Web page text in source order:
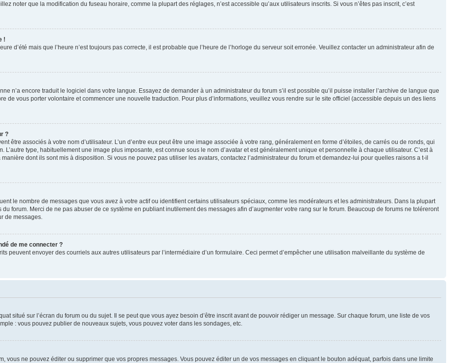
noter que la modification du fuseau horaire, comme la plupart des réglages, n’est accessible qu’aux utilisateurs inscrits. Si vous n’êtes pas inscrit, c’est
!
d’été mais que l’heure n’est toujours pas correcte, il est probable que l’heure de l’horloge du serveur soit erronée. Veuillez contacter un administrateur afin de
n’a encore traduit le logiciel dans votre langue. Essayez de demander à un administrateur du forum s’il est possible qu’il puisse installer l’archive de langue que
de vous porter volontaire et commencer une nouvelle traduction. Pour plus d’informations, veuillez vous rendre sur le site officiel (accessible depuis un des liens
?
être associés à votre nom d’utilisateur. L’un d’entre eux peut être une image associée à votre rang, généralement en forme d’étoiles, de carrés ou de ronds, qui
type, habituellement une image plus imposante, est connue sous le nom d’avatar et est généralement unique et personnelle à chaque utilisateur. C’est à
dont ils sont mis à disposition. Si vous ne pouvez pas utiliser les avatars, contactez l’administrateur du forum et demandez-lui pour quelles raisons a t-il
le nombre de messages que vous avez à votre actif ou identifient certains utilisateurs spéciaux, comme les modérateurs et les administrateurs. Dans la plupart
forum. Merci de ne pas abuser de ce système en publiant inutilement des messages afin d’augmenter votre rang sur le forum. Beaucoup de forums ne toléreront
de messages.
de me connecter ?
peuvent envoyer des courriels aux autres utilisateurs par l’intermédiaire d’un formulaire. Ceci permet d’empêcher une utilisation malveillante du système de
situé sur l’écran du forum ou du sujet. Il se peut que vous ayez besoin d’être inscrit avant de pouvoir rédiger un message. Sur chaque forum, une liste de vos
: vous pouvez publier de nouveaux sujets, vous pouvez voter dans les sondages, etc.
vous ne pouvez éditer ou supprimer que vos propres messages. Vous pouvez éditer un de vos messages en cliquant le bouton adéquat, parfois dans une limite